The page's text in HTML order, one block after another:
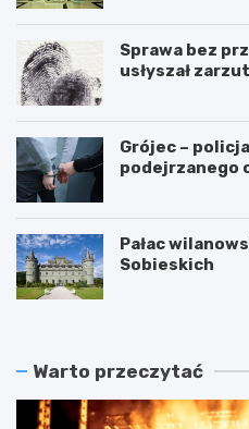
Sprawa bez
usłyszał
Grójec –
podejrzanego
Pałac
Sobieskich
Warto przeczytać